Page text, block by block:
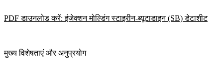
PDF डाउनलोड करें: इंजेक्शन मोल्डिंग स्टाइरीन-ब्यूटाडाइन (SB) डेटाशीट
मुख्य विशेषताएं और अनुप्रयोग